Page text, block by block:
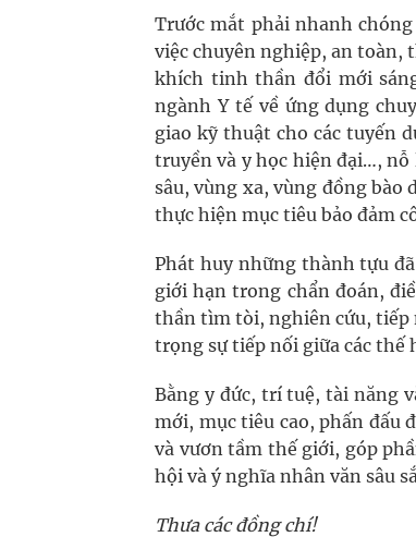
Trước mắt phải nhanh
việc chuyên nghiệp, an toàn,
khích tinh thần đổi mới
ngành Y tế về ứng dụng
giao kỹ thuật cho các tuyến
truyền và y học hiện đại…, nỗ
sâu, vùng xa, vùng đồng
thực hiện mục tiêu bảo đảm
Phát huy những thành tựu
giới hạn trong chẩn đoán,
thần tìm tòi, nghiên cứu, tiếp
trọng sự tiếp nối giữa các thế
Bằng y đức, trí tuệ, tài năng
mới, mục tiêu cao, phấn đấu
và vươn tầm thế giới, góp
hội và ý nghĩa nhân văn sâu
Thưa các đồng chí!